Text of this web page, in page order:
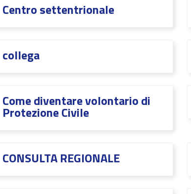
Centro settentrionale
collega
Come diventare volontario di
Protezione Civile
CONSULTA REGIONALE